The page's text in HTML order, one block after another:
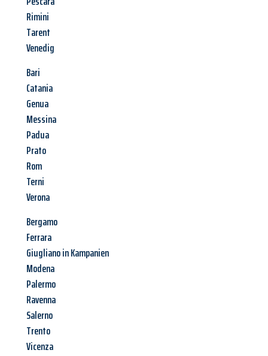
Rimini
Tarent
Venedig
Bari
Catania
Genua
Messina
Padua
Prato
Rom
Terni
Verona
Bergamo
Ferrara
Giugliano in Kampanien
Modena
Palermo
Ravenna
Salerno
Trento
Vicenza